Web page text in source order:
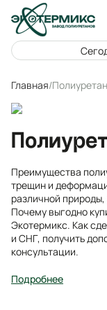
Главная/
Преимущества
трещин и
различной
Почему выгодно
Экотермикс. Как
и СНГ, получить
консультации.
Подробнее